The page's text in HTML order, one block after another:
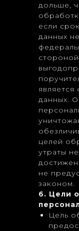
дольше,
если
данных
является
данных.
целей
утраты
не
законом.
6. Цели
Цель